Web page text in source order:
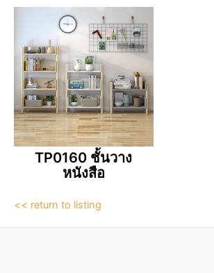
TP0160 ชั้นวาง
หนังสือ
<< return to listing